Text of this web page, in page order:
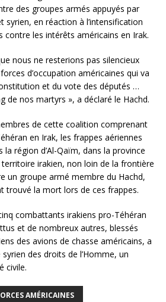
des groupes armés appuyés par
syrien, en réaction à l’intensification
contre les intérêts américains en Irak.
nous ne resterions pas silencieux
d’occupation américaines qui va
et du vote des députés …
de nos martyrs », a déclaré le Hachd.
de cette coalition comprenant
en Irak, les frappes aériennes
la région d’Al-Qaïm, dans la province
territoire irakien, non loin de la frontière
un groupe armé membre du Hachd,
trouvé la mort lors de ces frappes.
combattants irakiens pro-Téhéran
et de nombreux autres, blessés
des avions de chasse américains, a
des droits de l’Homme, un
civile.
AMÉRICAINES